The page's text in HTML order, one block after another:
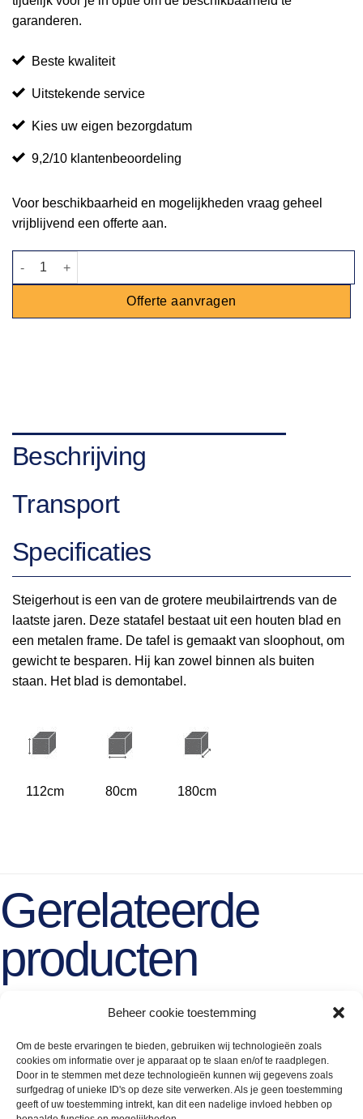
Beheer cookie toestemming
Om de beste ervaringen te bieden, gebruiken wij technologieën zoals
cookies om informatie over je apparaat op te slaan en/of te raadplegen.
Door in te stemmen met deze technologieën kunnen wij gegevens zoals
surfgedrag of unieke ID's op deze site verwerken. Als je geen toestemming
geeft of uw toestemming intrekt, kan dit een nadelige invloed hebben op
garanderen.
Beste kwaliteit
Uitstekende service
Kies uw eigen bezorgdatum
9,2/10 klantenbeoordeling
Voor beschikbaarheid en mogelijkheden vraag geheel
vrijblijvend een offerte aan.
Statafel Industrieel 180x80cm aantal
Offerte aanvragen
Beschrijving
Transport
Specificaties
Steigerhout is een van de grotere meubilairtrends van de
laatste jaren. Deze statafel bestaat uit een houten blad en
een metalen frame. De tafel is gemaakt van sloophout, om
gewicht te besparen. Hij kan zowel binnen als buiten
staan. Het blad is demontabel.
112cm 80cm 180cm
Gerelateerde
producten